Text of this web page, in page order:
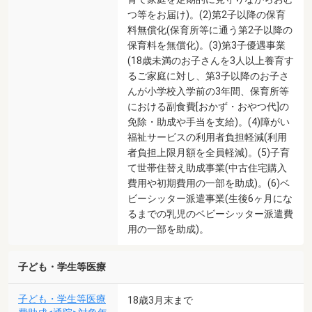
つ等をお届け)。(2)第2子以降の保育
料無償化(保育所等に通う第2子以降の
保育料を無償化)。(3)第3子優遇事業
(18歳未満のお子さんを3人以上養育す
るご家庭に対し、第3子以降のお子さ
んが小学校入学前の3年間、保育所等
における副食費[おかず・おやつ代]の
免除・助成や手当を支給)。(4)障がい
福祉サービスの利用者負担軽減(利用
者負担上限月額を全員軽減)。(5)子育
て世帯住替え助成事業(中古住宅購入
費用や初期費用の一部を助成)。(6)ベ
ビーシッター派遣事業(生後6ヶ月にな
るまでの乳児のベビーシッター派遣費
用の一部を助成)。
子ども・学生等医療
子ども・学生等医療
18歳3月末まで